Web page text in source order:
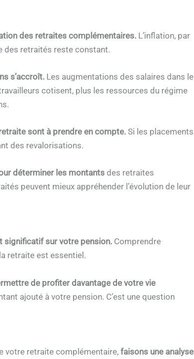
des retraites complémentaires. L’inflation, par
des retraités reste constant.
s’accroît. Les augmentations des salaires dans le
cotisent, plus les ressources du régime
sont à prendre en compte.Si les placements
des revalorisations.
déterminer les montants des retraites
peuvent mieux appréhender l’évolution de leur
significatif sur votre pension. Comprendre
retraite est essentiel.
de profiter davantage de votre vie
ajouté à votre pension. C’est une question
votre retraite complémentaire, faisons une analyse